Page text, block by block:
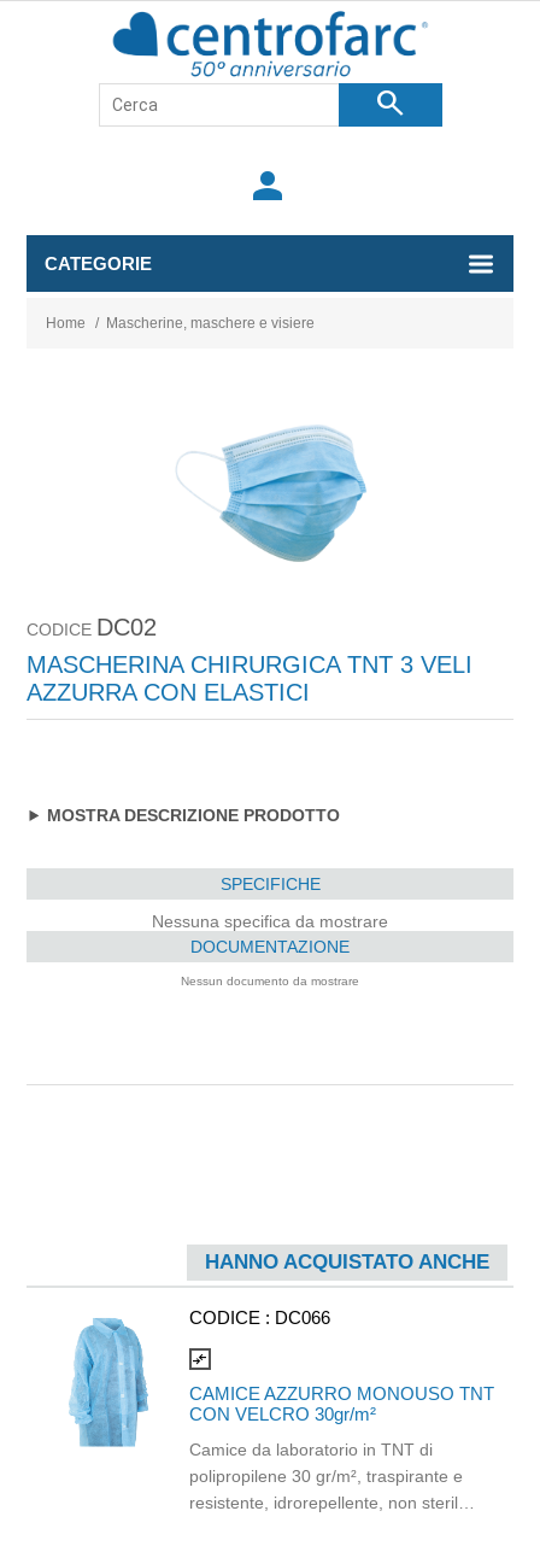
search
person
CATEGORIE
Home / Mascherine, maschere e visiere
CODICE DC02
MASCHERINA CHIRURGICA TNT 3 VELI
AZZURRA CON ELASTICI
MOSTRA DESCRIZIONE PRODOTTO
SPECIFICHE
Nessuna specifica da mostrare
DOCUMENTAZIONE
Nessun documento da mostrare
HANNO ACQUISTATO ANCHE
CODICE : DC066
compare_arrows
CAMICE AZZURRO MONOUSO TNT
CON VELCRO 30gr/m²
Camice da laboratorio in TNT di
polipropilene 30 gr/m², traspirante e
resistente, idrorepellente, non sterile.